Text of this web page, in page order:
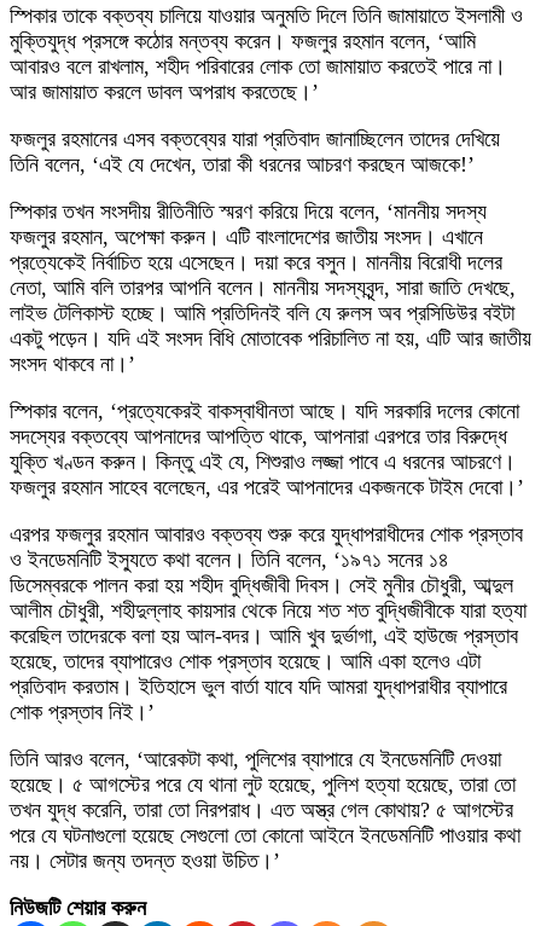
স্পিকার তাকে বক্তব্য চালিয়ে যাওয়ার অনুমতি দিলে তিনি জামায়াতে ইসলামী ও
মুক্তিযুদ্ধ প্রসঙ্গে কঠোর মন্তব্য করেন। ফজলুর রহমান বলেন, ‘আমি
আবারও বলে রাখলাম, শহীদ পরিবারের লোক তো জামায়াত করতেই পারে না।
আর জামায়াত করলে ডাবল অপরাধ করতেছে।’
ফজলুর রহমানের এসব বক্তব্যের যারা প্রতিবাদ জানাচ্ছিলেন তাদের দেখিয়ে
তিনি বলেন, ‘এই যে দেখেন, তারা কী ধরনের আচরণ করছেন আজকে!’
স্পিকার তখন সংসদীয় রীতিনীতি স্মরণ করিয়ে দিয়ে বলেন, ‘মাননীয় সদস্য
ফজলুর রহমান, অপেক্ষা করুন। এটি বাংলাদেশের জাতীয় সংসদ। এখানে
প্রত্যেকেই নির্বাচিত হয়ে এসেছেন। দয়া করে বসুন। মাননীয় বিরোধী দলের
নেতা, আমি বলি তারপর আপনি বলেন। মাননীয় সদস্যবৃন্দ, সারা জাতি দেখছে,
লাইভ টেলিকাস্ট হচ্ছে। আমি প্রতিদিনই বলি যে রুলস অব প্রসিডিউর বইটা
একটু পড়েন। যদি এই সংসদ বিধি মোতাবেক পরিচালিত না হয়, এটি আর জাতীয়
সংসদ থাকবে না।’
স্পিকার বলেন, ‘প্রত্যেকেরই বাকস্বাধীনতা আছে। যদি সরকারি দলের কোনো
সদস্যের বক্তব্যে আপনাদের আপত্তি থাকে, আপনারা এরপরে তার বিরুদ্ধে
যুক্তি খণ্ডন করুন। কিন্তু এই যে, শিশুরাও লজ্জা পাবে এ ধরনের আচরণে।
ফজলুর রহমান সাহেব বলেছেন, এর পরেই আপনাদের একজনকে টাইম দেবো।’
এরপর ফজলুর রহমান আবারও বক্তব্য শুরু করে যুদ্ধাপরাধীদের শোক প্রস্তাব
ও ইনডেমনিটি ইস্যুতে কথা বলেন। তিনি বলেন, ‘১৯৭১ সনের ১৪
ডিসেম্বরকে পালন করা হয় শহীদ বুদ্ধিজীবী দিবস। সেই মুনীর চৌধুরী, আব্দুল
আলীম চৌধুরী, শহীদুল্লাহ কায়সার থেকে নিয়ে শত শত বুদ্ধিজীবীকে যারা হত্যা
করেছিল তাদেরকে বলা হয় আল-বদর। আমি খুব দুর্ভাগা, এই হাউজে প্রস্তাব
হয়েছে, তাদের ব্যাপারেও শোক প্রস্তাব হয়েছে। আমি একা হলেও এটা
প্রতিবাদ করতাম। ইতিহাসে ভুল বার্তা যাবে যদি আমরা যুদ্ধাপরাধীর ব্যাপারে
শোক প্রস্তাব নিই।’
তিনি আরও বলেন, ‘আরেকটা কথা, পুলিশের ব্যাপারে যে ইনডেমনিটি দেওয়া
হয়েছে। ৫ আগস্টের পরে যে থানা লুট হয়েছে, পুলিশ হত্যা হয়েছে, তারা তো
তখন যুদ্ধ করেনি, তারা তো নিরপরাধ। এত অস্ত্র গেল কোথায়? ৫ আগস্টের
পরে যে ঘটনাগুলো হয়েছে সেগুলো তো কোনো আইনে ইনডেমনিটি পাওয়ার কথা
নয়। সেটার জন্য তদন্ত হওয়া উচিত।’
নিউজটি শেয়ার করুন